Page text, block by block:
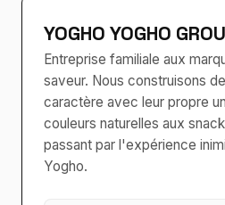
YOGHO YOGHO
Entreprise familiale aux
saveur. Nous construisons
caractère avec leur propre
couleurs naturelles aux
passant par l'expérience
Yogho.